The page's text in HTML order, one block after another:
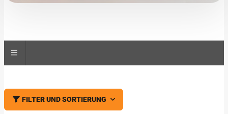
FILTER UND SORTIERUNG